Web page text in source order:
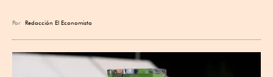
Por Redacción El Economista